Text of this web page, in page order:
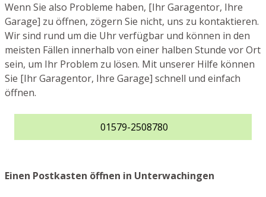
Wenn Sie also Probleme haben, [Ihr Garagentor, Ihre
Garage] zu öffnen, zögern Sie nicht, uns zu kontaktieren.
Wir sind rund um die Uhr verfügbar und können in den
meisten Fällen innerhalb von einer halben Stunde vor Ort
sein, um Ihr Problem zu lösen. Mit unserer Hilfe können
Sie [Ihr Garagentor, Ihre Garage] schnell und einfach
öffnen.
01579-2508780
Einen Postkasten öffnen in Unterwachingen